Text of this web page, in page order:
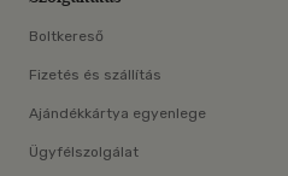
Boltkereső
Fizetés és szállítás
Ajándékkártya egyenlege
Ügyfélszolgálat